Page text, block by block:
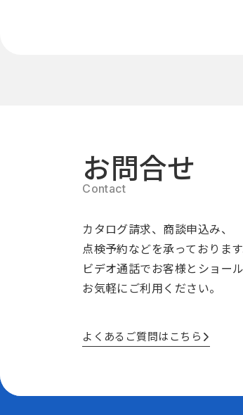
お問合せ
カタログ請求、商談申込み、
点検予約などを承っております
ビデオ通話でお客様とショー
お気軽にご利用ください。
よくあるご質問はこちら